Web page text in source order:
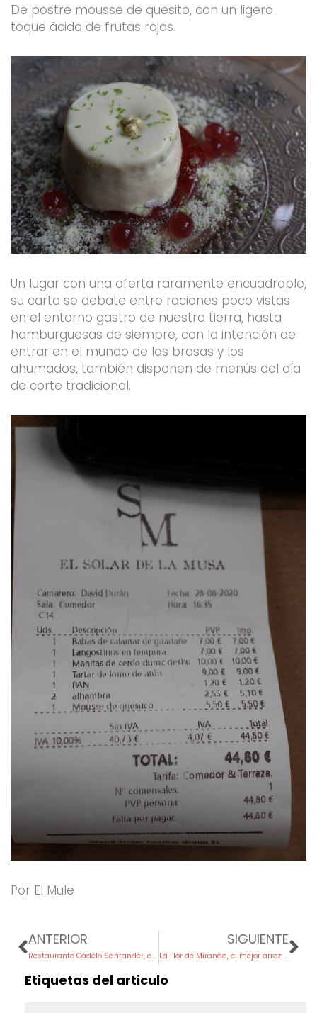
De postre mousse de quesito, con un ligero
toque ácido de frutas rojas.
Un lugar con una oferta raramente encuadrable,
su carta se debate entre raciones poco vistas
en el entorno gastro de nuestra tierra, hasta
hamburguesas de siempre, con la intención de
entrar en el mundo de las brasas y los
ahumados, también disponen de menús del día
de corte tradicional.
Por El Mule
Prev
ANTERIOR
Restaurante Cadelo Santander, celebración
SIGUIENTE
La Flor de Miranda, el mejor arroz con bogavante
Etiquetas del articulo